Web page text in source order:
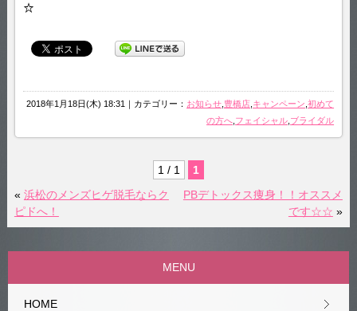
☆
2018年1月18日(木) 18:31｜カテゴリー： お知らせ 豊橋店 キャンペーン ,初めて
の方へ フェイシャル ブライダル
1 / 1
1
« 浜松のメンズヒゲ脱毛ならク
ピドへ！
PBデトックス痩身！！オススメ
です☆☆ »
MENU
HOME